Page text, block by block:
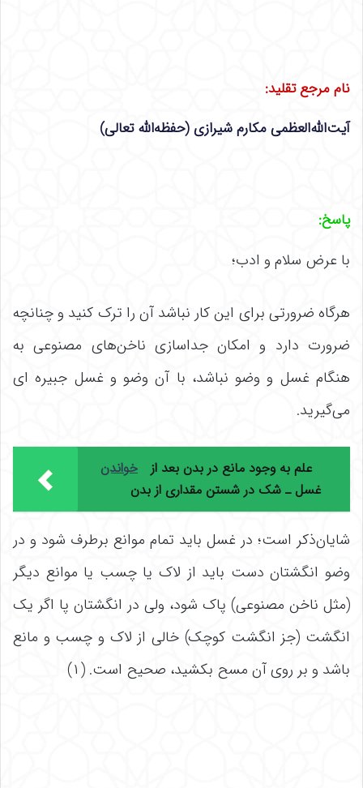
نام مرجع تقلید:
آیت‌الله‌العظمی مکارم شیرازی (حفظه‌الله تعالی)
پاسخ:
با عرض سلام و ادب؛
هرگاه ضرورتی برای این کار نباشد آن را ترک کنید و چنانچه
ضرورت دارد و امکان جداسازی ناخن‌های مصنوعی به
هنگام غسل و وضو نباشد، با آن وضو و غسل جبیره ای
مى‌گیرید.
خواندن
علم به وجود مانع در بدن بعد از
غسل ـ شک در شستن مقداری از بدن
شایان‌ذکر است؛ در غسل باید تمام موانع برطرف شود و در
وضو انگشتان دست باید از لاک یا چسب یا موانع دیگر
(مثل ناخن مصنوعی) پاک شود، ولی در انگشتان پا اگر یک
انگشت (جز انگشت کوچک) خالی از لاک و چسب و مانع
باشد و بر روی آن مسح بکشید، صحیح است. (۱)